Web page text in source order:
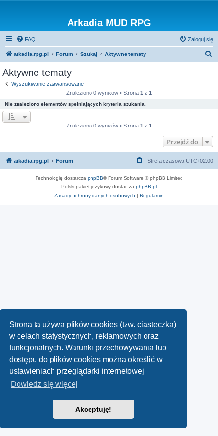
Strona ta używa plików cookies (tzw. ciasteczka)
w celach statystycznych, reklamowych oraz
funkcjonalnych. Warunki przechowywania lub
dostępu do plików cookies można określić w
ustawieniach przeglądarki internetowej.
Dowiedz się więcej
Akceptuję!
Arkadia MUD RPG
FAQ Zaloguj się
arkadia.rpg.pl Forum Szukaj Aktywne tematy
Aktywne tematy
Wyszukiwanie zaawansowane
Znaleziono 0 wyników • Strona 1 z 1
Nie znaleziono elementów spełniających kryteria szukania.
Znaleziono 0 wyników • Strona 1 z 1
Przejdź do
arkadia.rpg.pl Forum Strefa czasowa UTC+02:00
Technologię dostarcza phpBB® Forum Software © phpBB Limited
Polski pakiet językowy dostarcza phpBB.pl
Zasady ochrony danych osobowych | Regulamin